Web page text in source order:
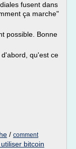
fusent dans
ça marche"
possible. Bonne
qu'est ce
/ comment
bitcoin